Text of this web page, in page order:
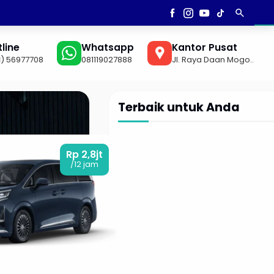
search
56977708
Whatsapp
081119027888
Kantor Pusat
Jl. Raya Daan Mogo..
Terbaik untuk Anda
Rp 2,8jt
/12 jam